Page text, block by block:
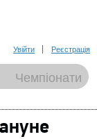
Увійти Реєстрація